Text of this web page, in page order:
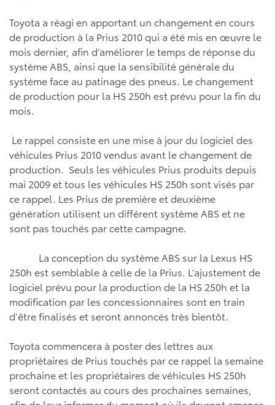
Toyota a réagi en apportant un changement en cours
de production à la Prius 2010 qui a été mis en œuvre le
mois dernier, afin d’améliorer le temps de réponse du
système ABS, ainsi que la sensibilité générale du
système face au patinage des pneus. Le changement
de production pour la HS 250h est prévu pour la fin du
mois.
Le rappel consiste en une mise à jour du logiciel des
véhicules Prius 2010 vendus avant le changement de
production. Seuls les véhicules Prius produits depuis
mai 2009 et tous les véhicules HS 250h sont visés par
ce rappel. Les Prius de première et deuxième
génération utilisent un différent système ABS et ne
sont pas touchés par cette campagne.
La conception du système ABS sur la Lexus HS
250h est semblable à celle de la Prius. L’ajustement de
logiciel prévu pour la production de la HS 250h et la
modification par les concessionnaires sont en train
d’être finalisés et seront annoncés très bientôt.
Toyota commencera à poster des lettres aux
propriétaires de Prius touchés par ce rappel la semaine
prochaine et les propriétaires de véhicules HS 250h
seront contactés au cours des prochaines semaines,